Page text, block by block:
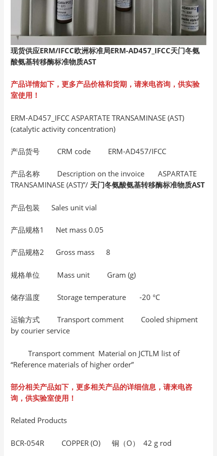
现货供应ERM/IFCC欧洲标准局ERM-AD457_IFCC天门冬氨
酸氨基转移酶标准物质AST
产品详情如下，更多产品价格和货期，请来电咨询，供实验
室使用！
ERM-AD457_IFCC ASPARTATE TRANSAMINASE (AST)
(catalytic activity concentration)
产品货号 CRM code ERM-AD457/IFCC
产品名称 Description on the invoice ASPARTATE
TRANSAMINASE (AST)”/ 天门冬氨酸氨基转移酶标准物质AST
产品包装 Sales unit vial
产品规格1 Net mass 0.05
产品规格2 Gross mass 8
规格单位 Mass unit Gram (g)
储存温度 Storage temperature -20 °C
运输方式 Transport comment Cooled shipment
by courier service
Transport comment Material on JCTLM list of
“Reference materials of higher order”
部分相关产品如下，更多相关产品的详细信息，请来电咨
询，供实验室使用！
Related Products
BCR-054R COPPER (O) 铜（O） 42 g rod